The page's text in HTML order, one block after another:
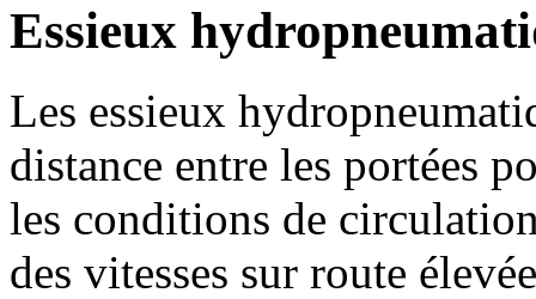
Essieux
Les essieux
distance entre les portées
les conditions de
des vitesses sur route